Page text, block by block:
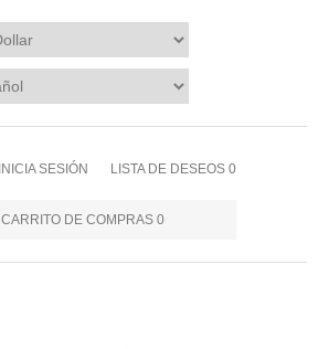
INICIA SESIÓN LISTA DE DESEOS 0
CARRITO DE COMPRAS 0